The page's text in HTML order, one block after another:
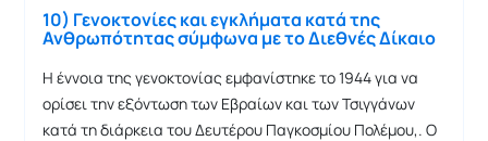
10) Γενοκτονίες και εγκλήματα κατά της
Ανθρωπότητας σύμφωνα με το Διεθνές Δίκαιο
Η έννοια της γενοκτονίας εμφανίστηκε το 1944 για να
ορίσει την εξόντωση των Εβραίων και των Τσιγγάνων
κατά τη διάρκεια του Δευτέρου Παγκοσμίου Πολέμου,. Ο